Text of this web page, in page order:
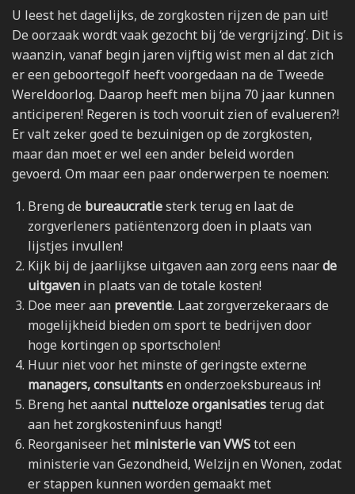
U leest het dagelijks, de zorgkosten rijzen de pan uit!
De oorzaak wordt vaak gezocht bij ‘de vergrijzing’. Dit is
waanzin, vanaf begin jaren vijftig wist men al dat zich
er een geboortegolf heeft voorgedaan na de Tweede
Wereldoorlog. Daarop heeft men bijna 70 jaar kunnen
anticiperen! Regeren is toch vooruit zien of evalueren?!
Er valt zeker goed te bezuinigen op de zorgkosten,
maar dan moet er wel een ander beleid worden
gevoerd. Om maar een paar onderwerpen te noemen:
Breng de bureaucratiesterk terug en laat de
zorgverleners patiëntenzorg doen in plaats van
lijstjes invullen!
Kijk bij de jaarlijkse uitgaven aan zorg eens naarde
uitgaven in plaats van de totale kosten!
Doe meer aan preventie. Laat zorgverzekeraars de
mogelijkheid bieden om sport te bedrijven door
hoge kortingen op sportscholen!
Huur niet voor het minste of geringste externe
managers, consultantsen onderzoeksbureaus in!
Breng het aantal nutteloze organisatiesterug dat
aan het zorgkosteninfuus hangt!
Reorganiseer het ministerie van VWStot een
ministerie van Gezondheid, Welzijn en Wonen, zodat
er stappen kunnen worden gemaakt met